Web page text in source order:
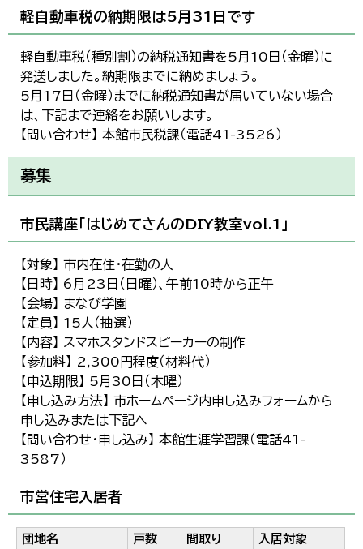
軽自動車税の納期限は5月31日です
軽自動車税（種別割）の納税通知書を5月10日（金曜）に
発送しました。納期限までに納めましょう。
5月17日（金曜）までに納税通知書が届いていない場合
は、下記まで連絡をお願いします。
【問い合わせ】 本館市民税課（電話41-3526）
募集
市民講座「はじめてさんのDIY教室vol.1」
【対象】 市内在住・在勤の人
【日時】 6月23日（日曜）、午前10時から正午
【会場】 まなび学園
【定員】 15人（抽選）
【内容】 スマホスタンドスピーカーの制作
【参加料】 2,300円程度（材料代）
【申込期限】 5月30日（木曜）
【申し込み方法】 市ホームページ内申し込みフォームから
申し込みまたは下記へ
【問い合わせ・申し込み】 本館生涯学習課（電話41-
3587）
市営住宅入居者
団地名 戸数 間取り 入居対象